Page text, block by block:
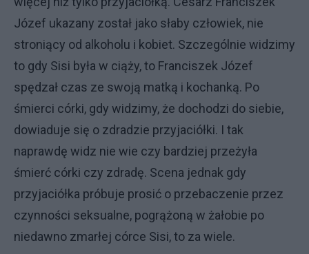
Józef ukazany został jako słaby człowiek, nie
stroniący od alkoholu i kobiet. Szczególnie widzimy
to gdy Sisi była w ciąży, to Franciszek Józef
spędzał czas ze swoją matką i kochanką. Po
śmierci córki, gdy widzimy, że dochodzi do siebie,
dowiaduje się o zdradzie przyjaciółki. I tak
naprawdę widz nie wie czy bardziej przeżyła
śmierć córki czy zdradę. Scena jednak gdy
przyjaciółka próbuje prosić o przebaczenie przez
czynności seksualne, pogrążoną w żałobie po
niedawno zmarłej córce Sisi, to za wiele.